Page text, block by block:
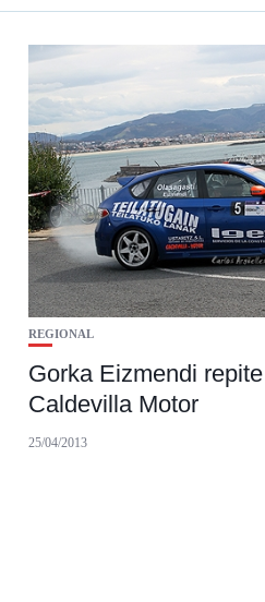
REGIONAL
Gorka Eizmendi
Caldevilla Motor
25/04/2013